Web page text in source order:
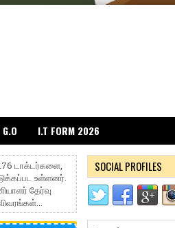
G.O I.T FORM 2026
டாக்டர்களை,
உள்ளனர்.
தேர்வு
SOCIAL PROFILES